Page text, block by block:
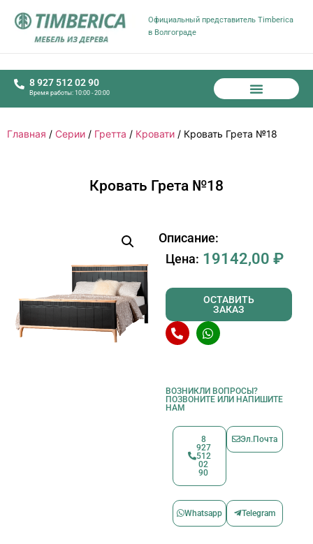
Официальный представитель Timberica
в Волгограде
8 927 512 02 90
Время работы: 10:00 - 20:00
Главная / Серии / Гретта / Кровати / Кровать Грета №18
Кровать Грета №18
Описание:
Цена: 19142,00 ₽
ОСТАВИТЬ
ЗАКАЗ
ВОЗНИКЛИ ВОПРОСЫ?
ПОЗВОНИТЕ ИЛИ НАПИШИТЕ
НАМ
8
927
512
02
90
Эл.Почта
Whatsapp Telegram